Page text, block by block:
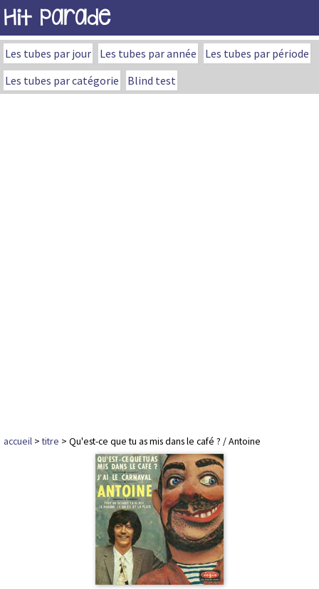
Hit Parade
Les tubes par jour Les tubes par année
Les tubes par période
Les tubes par catégorie
Blind test
accueil >titre > Qu'est-ce que tu as mis dans le café ? / Antoine